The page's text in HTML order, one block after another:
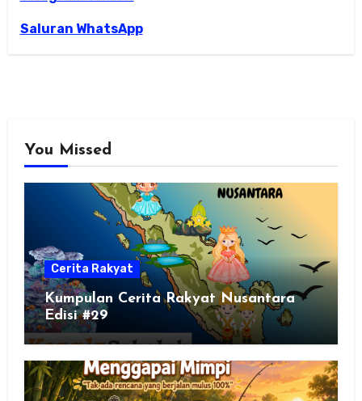
Saluran WhatsApp
You Missed
Cerita Rakyat
Kumpulan Cerita Rakyat Nusantara
Edisi #29